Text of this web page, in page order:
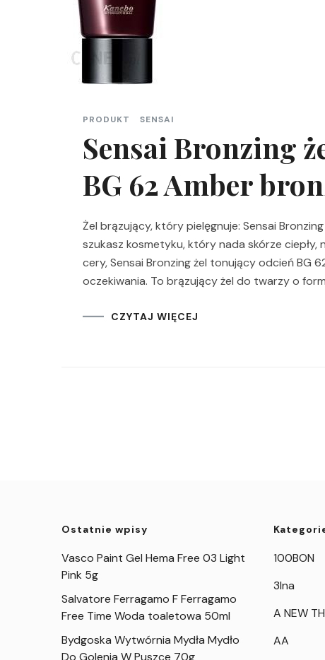
PRODUKT SENSAI
Sensai Bronzing
BG 62 Amber
Żel brązujący, który pielęgnuje: Sensai
szukasz kosmetyku, który nada skórze
cery, Sensai Bronzing żel tonujący odcień BG
oczekiwania. To brązujący żel do twarzy o
CZYTAJ WIĘCEJ
Ostatnie wpisy
Vasco Paint Gel Hema Free 03 Light
Pink 5g
Salvatore Ferragamo F Ferragamo
Free Time Woda toaletowa 50ml
Bydgoska Wytwórnia Mydła Mydło
Do Golenia W Puszce 70g
100BON
3Ina
A NEW
AA